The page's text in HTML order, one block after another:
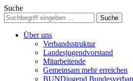
Suche
Über uns
Verbandsstruktur
Landesjugendvorstand
Mitarbeitende
Gemeinsam mehr erreichen
BUNDjugend